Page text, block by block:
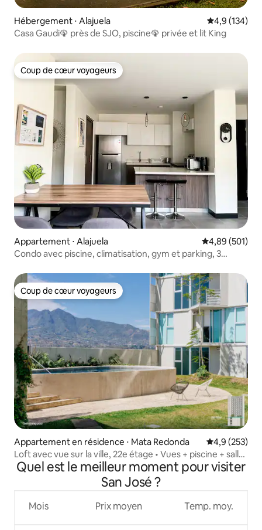
Hébergement ⋅ Alajuela Évaluation
4,9 (134)
Casa Gaudi🦚 près de SJO, piscine🦚 privée et lit King
Coup de cœur voyageurs
Coup de cœur voyageurs
Appartement ⋅ Alajuela Évaluation
4,89 (501)
Condo avec piscine, climatisation, gym et parking, 3
Coup de cœur voyageurs
Coup de cœur voyageurs
Appartement en résidence ⋅ Mata Redonda Évaluation
4,9 (253)
Loft avec vue sur la ville, 22e étage • Vues + piscine + salle
de sport + climatisation
Quel est le meilleur moment pour visiter
San José ?
Mois Prix moyen Temp. moy.